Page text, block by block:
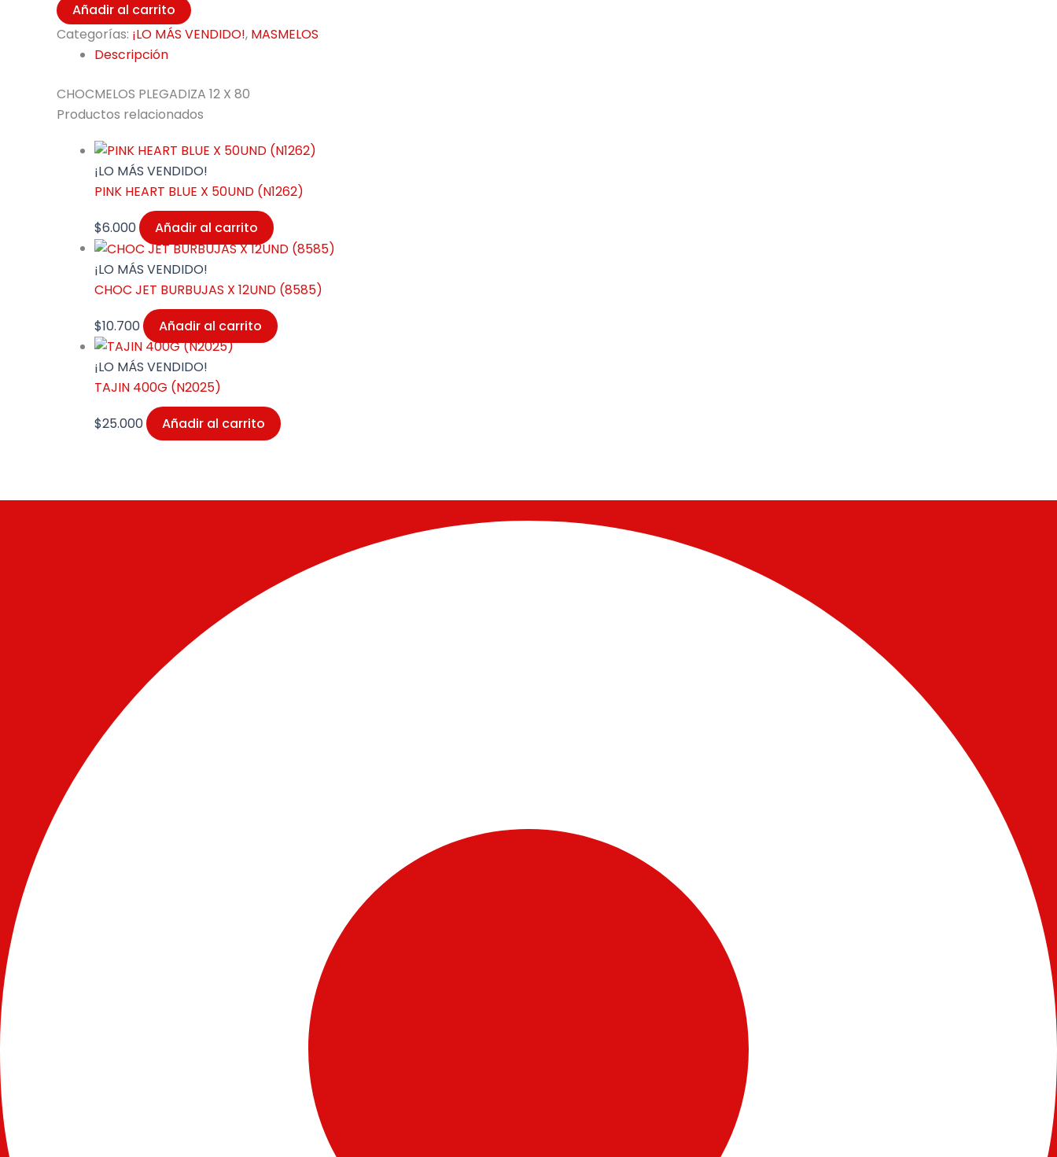
Añadir al carrito
Categorías: ¡LO MÁS VENDIDO!, MASMELOS
Descripción
CHOCMELOS PLEGADIZA 12 X 80
Productos relacionados
¡LO MÁS VENDIDO!
PINK HEART BLUE X 50UND (N1262)
$6.000 Añadir al carrito
¡LO MÁS VENDIDO!
CHOC JET BURBUJAS X 12UND (8585)
$10.700 Añadir al carrito
¡LO MÁS VENDIDO!
TAJIN 400G (N2025)
$25.000 Añadir al carrito